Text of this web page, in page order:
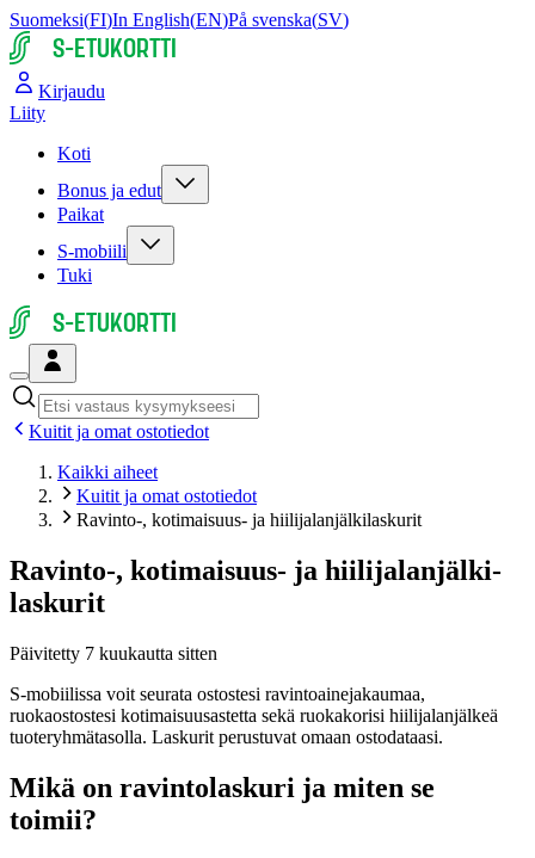
Suomeksi(FI)In English(EN)På svenska(SV)
S-ETUKORTTI
Kirjaudu
Liity
Koti
Bonus ja edut
Paikat
S-mobiili
Tuki
S-ETUKORTTI
Kuitit ja omat ostotiedot
Kaikki aiheet
Kuitit ja omat ostotiedot
Ravinto-, kotimaisuus- ja hiili­jalan­jälki­laskurit
Ravinto-, kotimaisuus- ja hiili­jalan­jälki­
laskurit
Päivitetty 7 kuukautta sitten
S-mobiilissa voit seurata ostostesi ravintoainejakaumaa,
ruokaostostesi kotimaisuusastetta sekä ruokakorisi hiilijalanjälkeä
tuoteryhmätasolla. Laskurit perustuvat omaan ostodataasi.
Mikä on ravintolaskuri ja miten se
toimii?